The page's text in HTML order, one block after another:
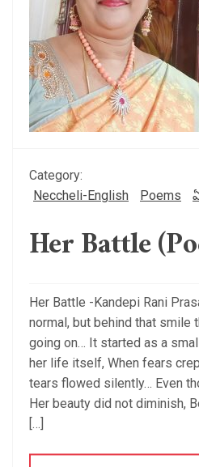
Category:
Neccheli-English
Poems
Her Battle
Her Battle -Kandepi Rani
normal, but behind that smile
going on… It started as a
her life itself, When fears
tears flowed silently… Even
Her beauty did not diminish,
[…]